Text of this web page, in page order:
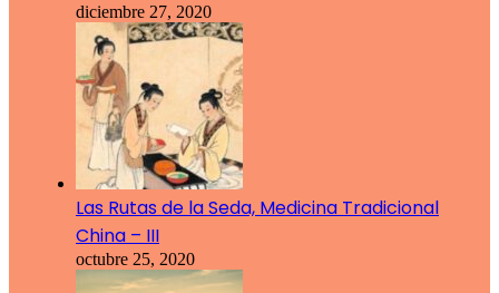
diciembre 27, 2020
Las Rutas de la Seda, Medicina Tradicional
China – III
octubre 25, 2020